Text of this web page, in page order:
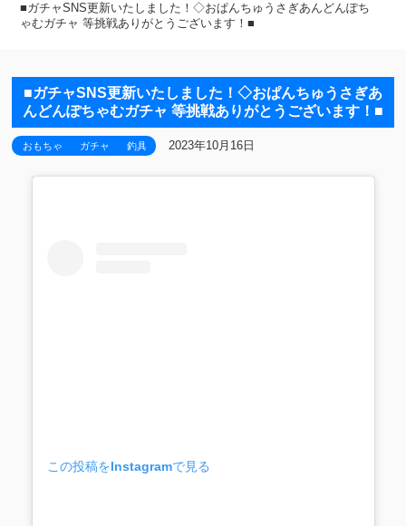
■ガチャSNS更新いたしました！◇⁡おぱんちゅうさぎあんどんぽち
ゃむガチャ⁡⁡ 等挑戦ありがとうございます！■
■ガチャSNS更新いたしました！◇⁡おぱんちゅうさぎあ
んどんぽちゃむガチャ⁡⁡ 等挑戦ありがとうございます！■
おもちゃ ガチャ 釣具 2023年10月16日
この投稿をInstagramで見る